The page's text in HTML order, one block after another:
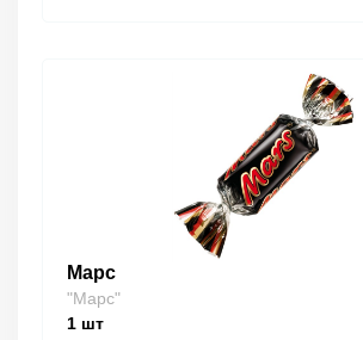
Марс
"Марс"
1 шт